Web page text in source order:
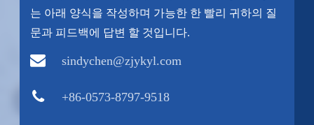
는 아래 양식을 작성하며 가능한 한 빨리 귀하의 질
문과 피드백에 답변 할 것입니다.
sindychen@zjykyl.com
+86-0573-8797-9518